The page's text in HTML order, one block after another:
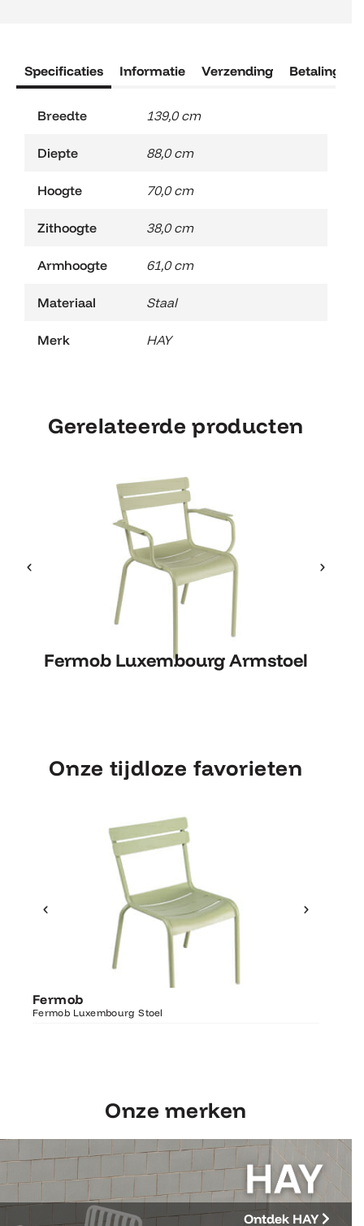
Specificaties Informatie Verzending Betaling
Breedte 139,0 cm
Diepte 88,0 cm
Hoogte 70,0 cm
Zithoogte 38,0 cm
Armhoogte 61,0 cm
Materiaal Staal
Merk HAY
Gerelateerde producten
Fermob Luxembourg Armstoel
Fermob Luxembourg Armstoel
Onze tijdloze favorieten
Fermob
Fermob Luxembourg Stoel
Ontdek Fermob
Luxembourg Stoel
Onze merken
Ontdek HAY